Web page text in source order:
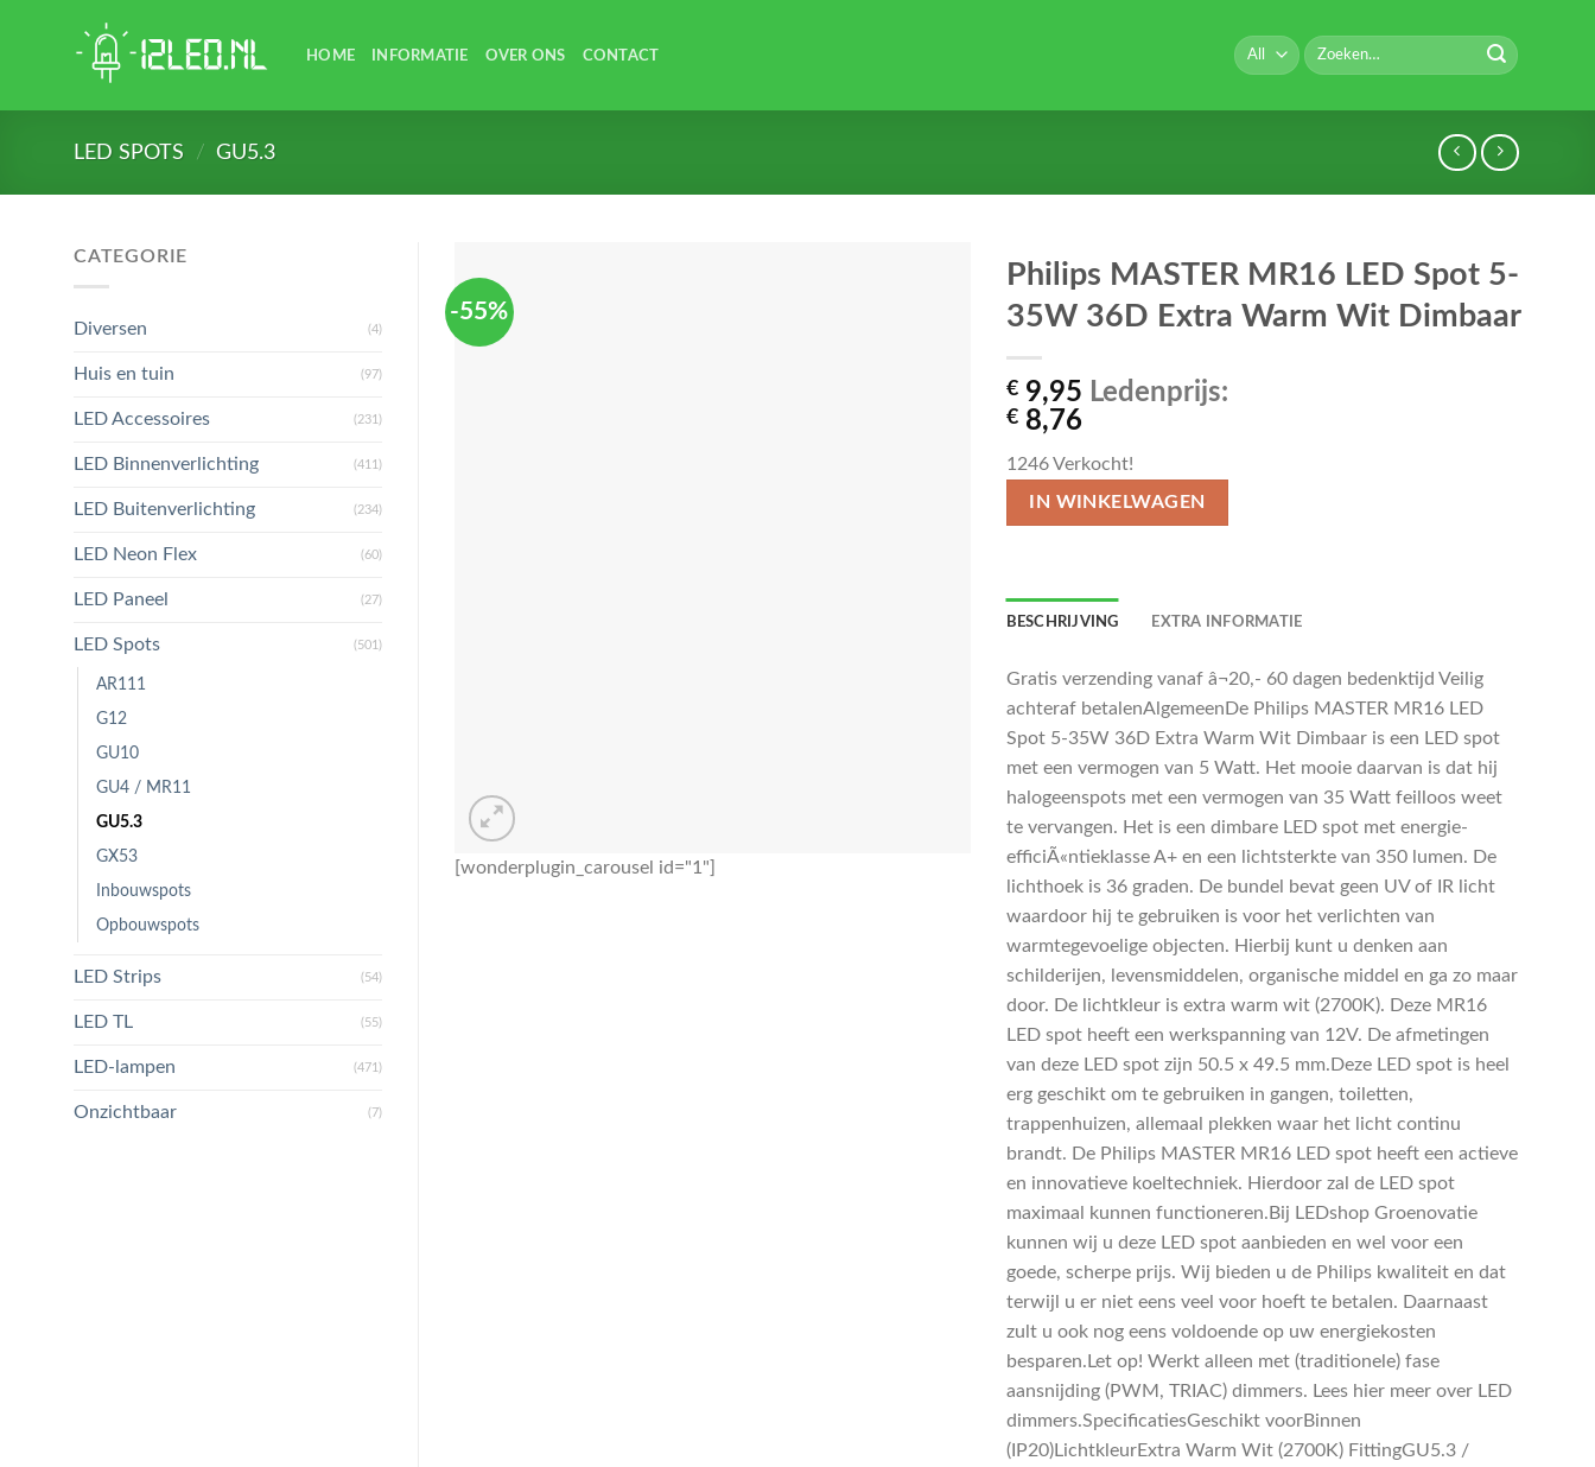
HOME INFORMATIE OVER ONS CONTACT
Zoeken
naar:
LED SPOTS / GU5.3
CATEGORIE
Diversen (4)
Huis en tuin (97)
LED Accessoires (231)
LED Binnenverlichting (411)
LED Buitenverlichting (234)
LED Neon Flex (60)
LED Paneel (27)
LED Spots (501)
AR111
G12
GU10
GU4 / MR11
GU5.3
GX53
Inbouwspots
Opbouwspots
LED Strips (54)
LED TL (55)
LED-lampen (471)
Onzichtbaar (7)
-55%
[wonderplugin_carousel id="1"]
Philips MASTER MR16 LED Spot 5-
35W 36D Extra Warm Wit Dimbaar
€9,95 Ledenprijs:
€8,76
1246 Verkocht!
IN WINKELWAGEN
BESCHRIJVING EXTRA INFORMATIE
Gratis verzending vanaf â¬20,- 60 dagen bedenktijd Veilig
achteraf betalenAlgemeenDe Philips MASTER MR16 LED
Spot 5-35W 36D Extra Warm Wit Dimbaar is een LED spot
met een vermogen van 5 Watt. Het mooie daarvan is dat hij
halogeenspots met een vermogen van 35 Watt feilloos weet
te vervangen. Het is een dimbare LED spot met energie-
efficiÃ«ntieklasse A+ en een lichtsterkte van 350 lumen. De
lichthoek is 36 graden. De bundel bevat geen UV of IR licht
waardoor hij te gebruiken is voor het verlichten van
warmtegevoelige objecten. Hierbij kunt u denken aan
schilderijen, levensmiddelen, organische middel en ga zo maar
door. De lichtkleur is extra warm wit (2700K). Deze MR16
LED spot heeft een werkspanning van 12V. De afmetingen
van deze LED spot zijn 50.5 x 49.5 mm.Deze LED spot is heel
erg geschikt om te gebruiken in gangen, toiletten,
trappenhuizen, allemaal plekken waar het licht continu
brandt. De Philips MASTER MR16 LED spot heeft een actieve
en innovatieve koeltechniek. Hierdoor zal de LED spot
maximaal kunnen functioneren.Bij LEDshop Groenovatie
kunnen wij u deze LED spot aanbieden en wel voor een
goede, scherpe prijs. Wij bieden u de Philips kwaliteit en dat
terwijl u er niet eens veel voor hoeft te betalen. Daarnaast
zult u ook nog eens voldoende op uw energiekosten
besparen.Let op! Werkt alleen met (traditionele) fase
aansnijding (PWM, TRIAC) dimmers. Lees hier meer over LED
dimmers.SpecificatiesGeschikt voorBinnen
(IP20)LichtkleurExtra Warm Wit (2700K) FittingGU5.3 /